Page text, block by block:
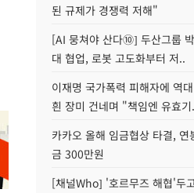
된 규제가 경쟁력 저해"
[AI 뭉쳐야 산다⑩] 두산그룹
대 협업, 로봇 고도화부터 저..
이재명 국가폭력 피해자에 역
흰 장미 건네며 "책임엔 유효기
카카오 올해 임금협상 타결,
금 300만원
[채널Who] '호르무즈 해협'두